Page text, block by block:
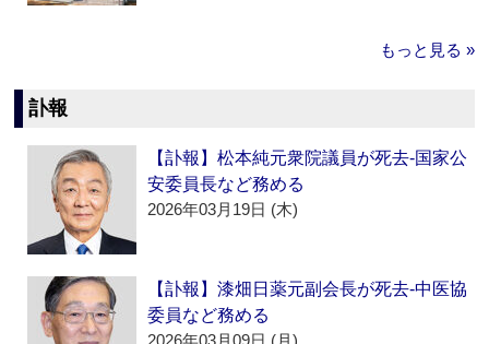
もっと見る »
訃報
【訃報】松本純元衆院議員が死去‐国家公
安委員長など務める
2026年03月19日 (木)
【訃報】漆畑日薬元副会長が死去‐中医協
委員など務める